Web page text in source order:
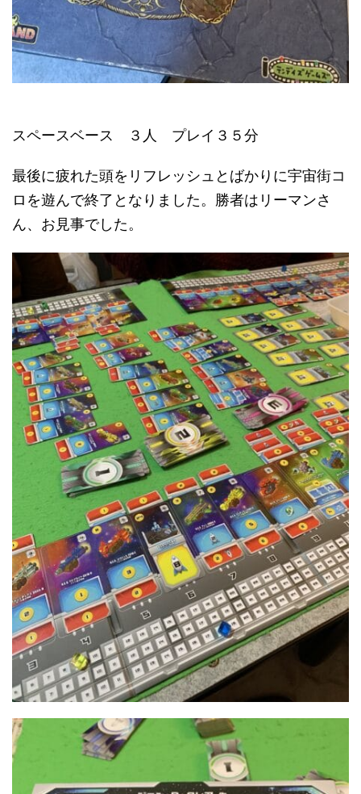
スペースベース ３人 プレイ３５分
最後に疲れた頭をリフレッシュとばかりに宇宙街コ
ロを遊んで終了となりました。勝者はリーマンさ
ん、お見事でした。